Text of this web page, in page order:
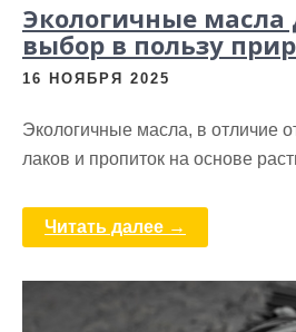
Экологичные масла
выбор в пользу
16 НОЯБРЯ 2025
Экологичные масла, в отличие
лаков и пропиток на основе
Читать далее →